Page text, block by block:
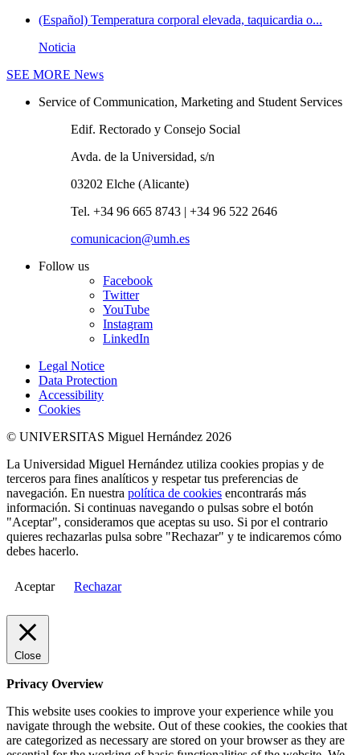
(Español) Temperatura corporal elevada, taquicardia o...
Noticia
SEE MORE News
Service of Communication, Marketing and Student Services
Edif. Rectorado y Consejo Social
Avda. de la Universidad, s/n
03202 Elche (Alicante)
Tel. +34 96 665 8743 | +34 96 522 2646
comunicacion@umh.es
Follow us
Facebook
Twitter
YouTube
Instagram
LinkedIn
Legal Notice
Data Protection
Accessibility
Cookies
© UNIVERSITAS Miguel Hernández 2026
La Universidad Miguel Hernández utiliza cookies propias y de
terceros para fines analíticos y respetar tus preferencias de
navegación. En nuestra política de cookies encontrarás más
información. Si continuas navegando o pulsas sobre el botón
"Aceptar", consideramos que aceptas su uso. Si por el contrario
quieres rechazarlas pulsa sobre "Rechazar" y te indicaremos cómo
debes hacerlo.
Aceptar Rechazar
Close
Privacy Overview
This website uses cookies to improve your experience while you
navigate through the website. Out of these cookies, the cookies that
are categorized as necessary are stored on your browser as they are